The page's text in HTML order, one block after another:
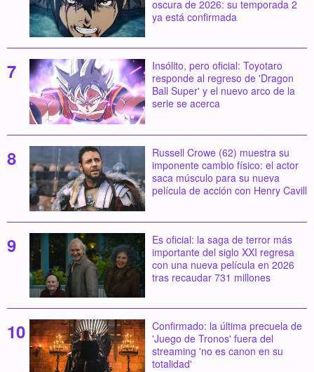
oscura de 2026: su temporada 2
ya está confirmada
Insólito, pero oficial: Toyotaro
responde al regreso de 'Dragon
Ball Super' y el nuevo arco de la
serie se acerca
Russell Crowe (62) muestra su
imponente cambio físico: el actor
saca músculo para su nueva
película de acción con Henry Cavill
Es oficial: la saga de terror más
importante del siglo XXI regresa
con una nueva película en 2026
tras recaudar 731 millones
Confirmado: la última precuela de
'Juego de Tronos' fuera del
streaming 'no es canon en su
totalidad'